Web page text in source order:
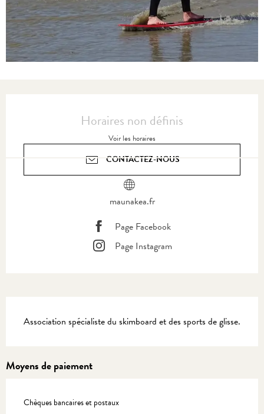
Horaires non définis
Voir les horaires
CONTACTEZ-NOUS
maunakea.fr
Page Facebook
Page Instagram
Association spécialiste du skimboard et des sports de glisse.
Moyens de paiement
Chèques bancaires et postaux